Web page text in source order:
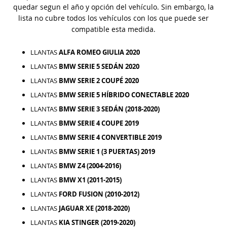
quedar segun el año y opción del vehículo. Sin embargo, la
lista no cubre todos los vehículos con los que puede ser
compatible esta medida.
LLANTASALFA ROMEO GIULIA 2020
LLANTAS BMW SERIE 5 SEDÁN 2020
LLANTAS BMW SERIE 2 COUPÉ 2020
LLANTAS BMW SERIE 5 HÍBRIDO CONECTABLE 2020
LLANTAS BMW SERIE 3 SEDÁN (2018-2020)
LLANTAS BMW SERIE 4 COUPE 2019
LLANTAS BMW SERIE 4 CONVERTIBLE 2019
LLANTAS BMW SERIE 1 (3 PUERTAS) 2019
LLANTAS BMW Z4 (2004-2016)
LLANTAS BMW X1 (2011-2015)
LLANTAS FORD FUSION (2010-2012)
LLANTAS JAGUAR XE (2018-2020)
LLANTAS KIA STINGER (2019-2020)